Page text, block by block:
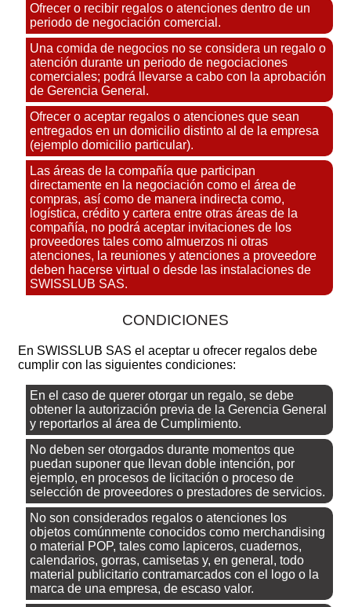
Ofrecer o recibir regalos o atenciones dentro de un
periodo de negociación comercial.
Una comida de negocios no se considera un regalo o
atención durante un periodo de negociaciones
comerciales; podrá llevarse a cabo con la aprobación
de Gerencia General.
Ofrecer o aceptar regalos o atenciones que sean
entregados en un domicilio distinto al de la empresa
(ejemplo domicilio particular).
Las áreas de la compañía que participan
directamente en la negociación como el área de
compras, así como de manera indirecta como,
logística, crédito y cartera entre otras áreas de la
compañía, no podrá aceptar invitaciones de los
proveedores tales como almuerzos ni otras
atenciones, la reuniones y atenciones a proveedore
deben hacerse virtual o desde las instalaciones de
SWISSLUB SAS.
CONDICIONES
En SWISSLUB SAS el aceptar u ofrecer regalos debe
cumplir con las siguientes condiciones:
En el caso de querer otorgar un regalo, se debe
obtener la autorización previa de la Gerencia General
y reportarlos al área de Cumplimiento.
No deben ser otorgados durante momentos que
puedan suponer que llevan doble intención, por
ejemplo, en procesos de licitación o proceso de
selección de proveedores o prestadores de servicios.
No son considerados regalos o atenciones los
objetos comúnmente conocidos como merchandising
o material POP, tales como lapiceros, cuadernos,
calendarios, gorras, camisetas y, en general, todo
material publicitario contramarcados con el logo o la
marca de una empresa, de escaso valor.